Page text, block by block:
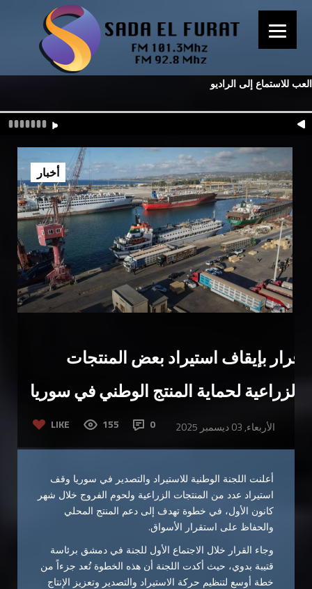
العب للاستماع إلى الراديو
قرار بإيقاف استيراد بعض المنتجات
الزراعية لحماية المنتج الوطني في سوريا
LIKE 155 0 الأربعاء, 03 ديسمبر 2025
أخبار
أعلنت اللجنة الوطنية للاستيراد والتصدير في سوريا وقف
استيراد عدد من المنتجات الزراعية ولحوم الفروج خلال شهر
كانون الأول، في خطوة تهدف إلى دعم المنتج المحلي
والحفاظ على استقرار الأسواق.
وجاء القرار خلال الاجتماع الأول للجنة في دمشق برئاسة
قتيبة بدوي، حيث أكدت اللجنة أن هذه الخطوة تُعد جزءاً من
خطة أوسع لتنظيم حركة الاستيراد والتصدير وتعزيز الإنتاج